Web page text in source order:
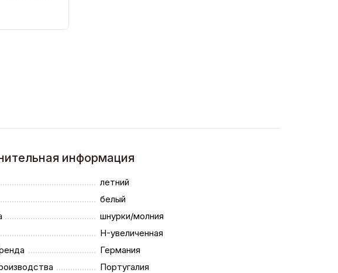
информация
летний
белый
шнурки/молния
H-увеличенная
Германия
Португалия